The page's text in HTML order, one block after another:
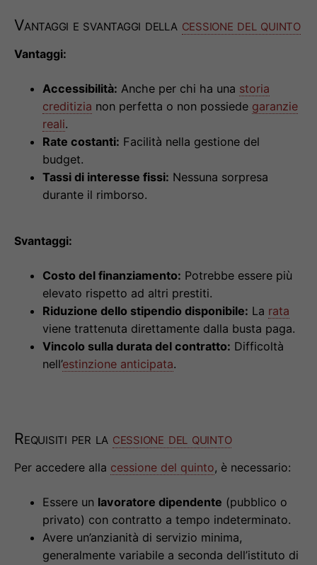
Vantaggi e svantaggi della cessione del quinto
Vantaggi:
Accessibilità: Anche per chi ha una storia
creditizia non perfetta o non possiede garanzie
reali.
Rate costanti: Facilità nella gestione del
budget.
Tassi di interesse fissi: Nessuna sorpresa
durante il rimborso.
Svantaggi:
Costo del finanziamento: Potrebbe essere più
elevato rispetto ad altri prestiti.
Riduzione dello stipendio disponibile: La rata
viene trattenuta direttamente dalla busta paga.
Vincolo sulla durata del contratto: Difficoltà
nell’estinzione anticipata.
Requisiti per la cessione del quinto
Per accedere alla cessione del quinto, è necessario:
Essere un lavoratore dipendente (pubblico o
privato) con contratto a tempo indeterminato.
Avere un’anzianità di servizio minima,
generalmente variabile a seconda dell’istituto di